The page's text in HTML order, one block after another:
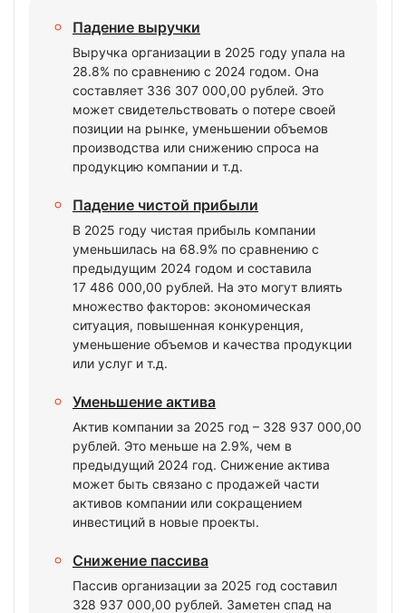
Падение выручки
Выручка организации в 2025 году упала на
28.8% по сравнению с 2024 годом. Она
составляет 336 307 000,00 рублей. Это
может свидетельствовать о потере своей
позиции на рынке, уменьшении объемов
производства или снижению спроса на
продукцию компании и т.д.
Падение чистой прибыли
В 2025 году чистая прибыль компании
уменьшилась на 68.9% по сравнению с
предыдущим 2024 годом и составила
17 486 000,00 рублей. На это могут влиять
множество факторов: экономическая
ситуация, повышенная конкуренция,
уменьшение объемов и качества продукции
или услуг и т.д.
Уменьшение актива
Актив компании за 2025 год – 328 937 000,00
рублей. Это меньше на 2.9%, чем в
предыдущий 2024 год. Снижение актива
может быть связано с продажей части
активов компании или сокращением
инвестиций в новые проекты.
Снижение пассива
Пассив организации за 2025 год составил
328 937 000,00 рублей. Заметен спад на